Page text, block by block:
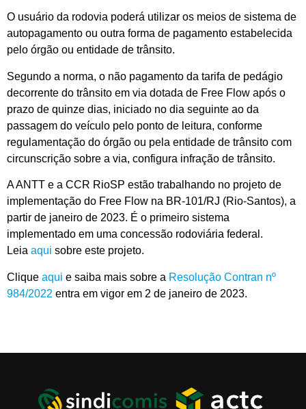
O usuário da rodovia poderá utilizar os meios de sistema de
autopagamento ou outra forma de pagamento estabelecida
pelo órgão ou entidade de trânsito.
Segundo a norma, o não pagamento da tarifa de pedágio
decorrente do trânsito em via dotada de Free Flow após o
prazo de quinze dias, iniciado no dia seguinte ao da
passagem do veículo pelo ponto de leitura, conforme
regulamentação do órgão ou pela entidade de trânsito com
circunscrição sobre a via, configura infração de trânsito.
A ANTT e a CCR RioSP estão trabalhando no projeto de
implementação do Free Flow na BR-101/RJ (Rio-Santos), a
partir de janeiro de 2023. É o primeiro sistema
implementado em uma concessão rodoviária federal.
Leia aqui sobre este projeto.
Clique aqui e saiba mais sobre a Resolução Contran nº
984/2022 entra em vigor em 2 de janeiro de 2023.